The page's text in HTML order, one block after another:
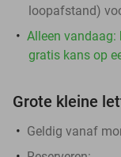
loopafstand)
Alleen vandaag:
gratis kans op
Grote kleine
Geldig vanaf